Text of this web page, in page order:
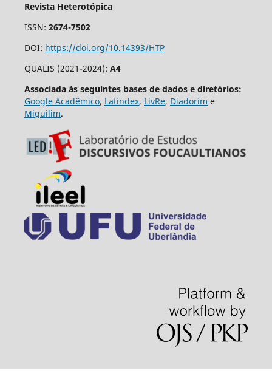
Revista Heterotópica
ISSN: 2674-7502
DOI: https://doi.org/10.14393/HTP
QUALIS (2021-2024): A4
Associada às seguintes bases de dados e diretórios:
Google Acadêmico, Latindex, LivRe, Diadorim e
Miguilim.